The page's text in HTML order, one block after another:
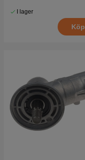
I lager
Köp